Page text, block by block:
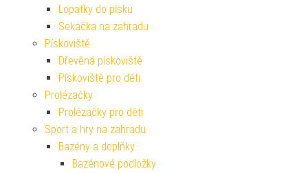
Lopatky do písku
Sekačka na zahradu
Pískoviště
Dřevěná pískoviště
Pískoviště pro děti
Prolézačky
Prolézačky pro děti
Sport a hry na zahradu
Bazény a doplňky
Bazénové podložky